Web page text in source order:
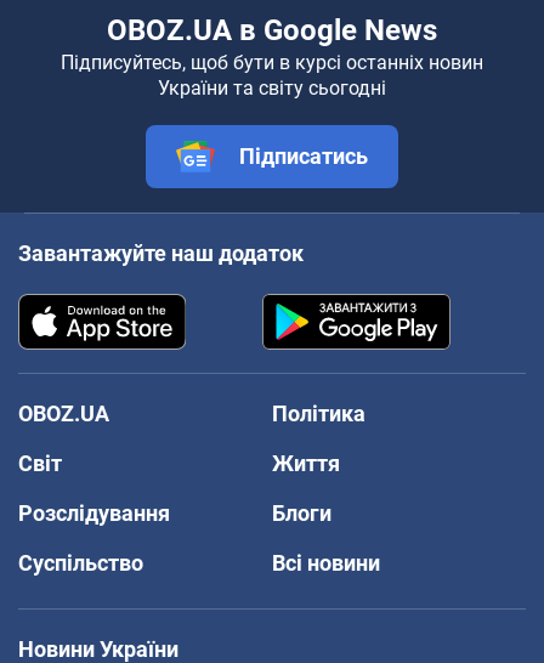
OBOZ.UA в Google News
Підписуйтесь, щоб бути в курсі останніх новин
України та світу сьогодні
Підписатись
Завантажуйте наш додаток
OBOZ.UA
Політика
Світ
Життя
Розслідування
Блоги
Суспільство
Всі новини
Новини України